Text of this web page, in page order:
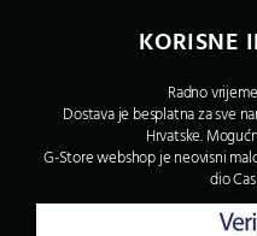
KORISNE
Radno
Dostava je besplatna za sve
Hrvatske.
G-Store webshop je neovisni
dio